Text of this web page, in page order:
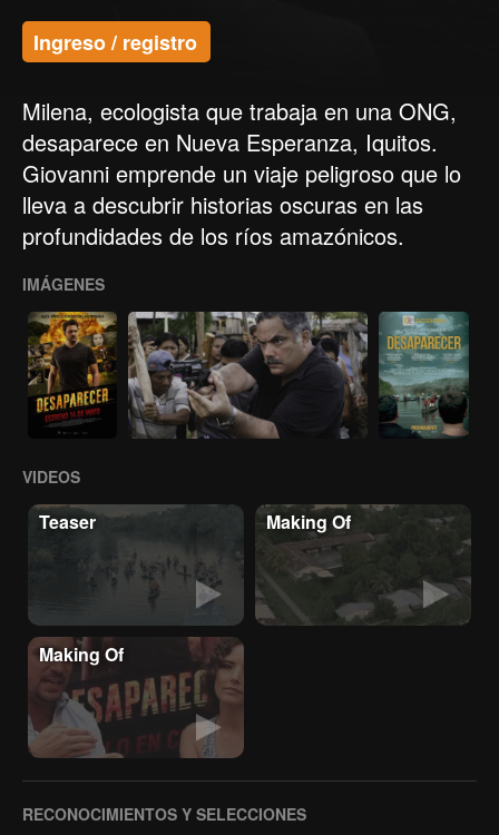
Ingreso / registro
Milena, ecologista que trabaja en una ONG,
desaparece en Nueva Esperanza, Iquitos.
Giovanni emprende un viaje peligroso que lo
lleva a descubrir historias oscuras en las
profundidades de los ríos amazónicos.
IMÁGENES
VIDEOS
Teaser Making Of
Making Of
RECONOCIMIENTOS Y SELECCIONES